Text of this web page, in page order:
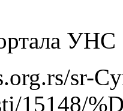
УНС
sr-
15148/